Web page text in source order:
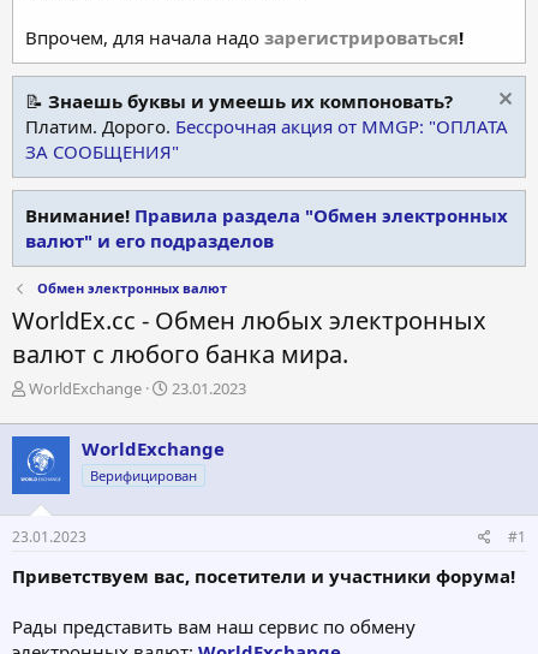
Впрочем, для начала надо зарегистрироваться!
📝 Знаешь буквы и умеешь их компоновать?
Платим. Дорого. Бессрочная акция от MMGP: "ОПЛАТА
ЗА СООБЩЕНИЯ"
Внимание! Правила раздела "Обмен электронных
валют" и его подразделов
Обмен электронных валют
WorldEx.cc - Обмен любых электронных
валют с любого банка мира.
А
т
о
р
т
е
м
WorldExchange
Д
т
а
н
ч
а
23.01.2023
WorldExchange
Верифицирован
23.01.2023 #1
Приветствуем вас, посетители и участники форума!
Рады представить вам наш сервис по обмену